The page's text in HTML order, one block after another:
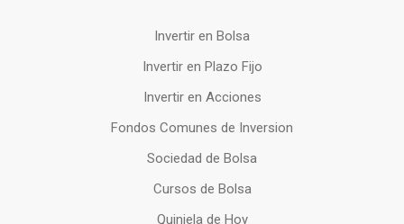
Invertir en Bolsa
Invertir en Plazo Fijo
Invertir en Acciones
Fondos Comunes de Inversion
Sociedad de Bolsa
Cursos de Bolsa
Quiniela de Hoy